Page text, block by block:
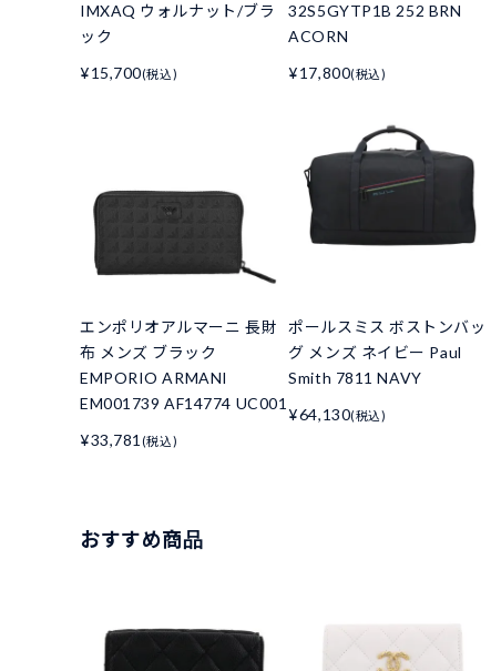
IMXAQ ウォルナット/ブラ
ック
¥15,700(税込)
32S5GYTP1B 252 BRN
ACORN
¥17,800(税込)
エンポリオアルマーニ 長財
布 メンズ ブラック
EMPORIO ARMANI
EM001739 AF14774 UC001
¥33,781 (税込)
ポールスミス ボストンバッ
グ メンズ ネイビー Paul
Smith 7811 NAVY
¥64,130(税込)
おすすめ商品